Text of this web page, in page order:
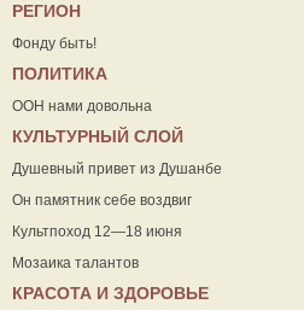
РЕГИОН
Фонду быть!
ПОЛИТИКА
ООН нами довольна
КУЛЬТУРНЫЙ СЛОЙ
Душевный привет из Душанбе
Он памятник себе воздвиг
Культпоход 12—18 июня
Мозаика талантов
КРАСОТА И ЗДОРОВЬЕ